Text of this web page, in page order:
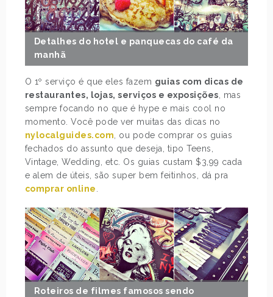
Detalhes do hotel e panquecas do café da
manhã
O 1º serviço é que eles fazem guias com dicas de
restaurantes, lojas, serviços e exposições , mas
sempre focando no que é hype e mais cool no
momento. Você pode ver muitas das dicas no
nylocalguides.com , ou pode comprar os guias
fechados do assunto que deseja, tipo Teens,
Vintage, Wedding, etc. Os guias custam $3,99 cada
e alem de úteis, são super bem feitinhos, dá pra
comprar online
Roteiros de filmes famosos sendo